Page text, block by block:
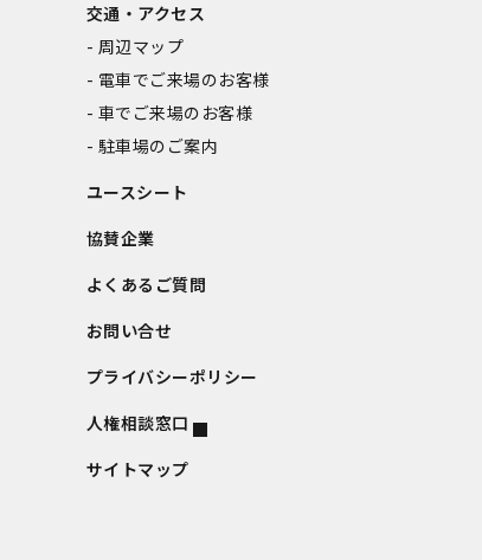
交通・アクセス
周辺マップ
電車でご来場のお客様
車でご来場のお客様
駐車場のご案内
ユースシート
協賛企業
よくあるご質問
お問い合せ
プライバシーポリシー
人権相談窓口
サイトマップ